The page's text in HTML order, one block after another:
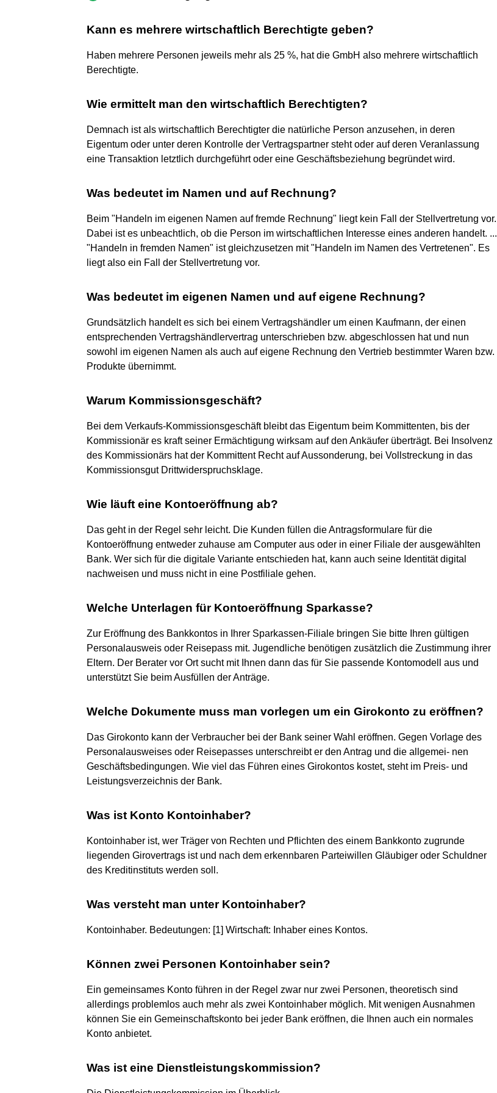
Kann es mehrere wirtschaftlich Berechtigte geben?
Haben mehrere Personen jeweils mehr als 25 %, hat die GmbH also mehrere wirtschaftlich
Berechtigte.
Wie ermittelt man den wirtschaftlich Berechtigten?
Demnach ist als wirtschaftlich Berechtigter die natürliche Person anzusehen, in deren
Eigentum oder unter deren Kontrolle der Vertragspartner steht oder auf deren Veranlassung
eine Transaktion letztlich durchgeführt oder eine Geschäftsbeziehung begründet wird.
Was bedeutet im Namen und auf Rechnung?
Beim "Handeln im eigenen Namen auf fremde Rechnung" liegt kein Fall der Stellvertretung vor.
Dabei ist es unbeachtlich, ob die Person im wirtschaftlichen Interesse eines anderen handelt. ...
"Handeln in fremden Namen" ist gleichzusetzen mit "Handeln im Namen des Vertretenen". Es
liegt also ein Fall der Stellvertretung vor.
Was bedeutet im eigenen Namen und auf eigene Rechnung?
Grundsätzlich handelt es sich bei einem Vertragshändler um einen Kaufmann, der einen
entsprechenden Vertragshändlervertrag unterschrieben bzw. abgeschlossen hat und nun
sowohl im eigenen Namen als auch auf eigene Rechnung den Vertrieb bestimmter Waren bzw.
Produkte übernimmt.
Warum Kommissionsgeschäft?
Bei dem Verkaufs-Kommissionsgeschäft bleibt das Eigentum beim Kommittenten, bis der
Kommissionär es kraft seiner Ermächtigung wirksam auf den Ankäufer überträgt. Bei Insolvenz
des Kommissionärs hat der Kommittent Recht auf Aussonderung, bei Vollstreckung in das
Kommissionsgut Drittwiderspruchsklage.
Wie läuft eine Kontoeröffnung ab?
Das geht in der Regel sehr leicht. Die Kunden füllen die Antragsformulare für die
Kontoeröffnung entweder zuhause am Computer aus oder in einer Filiale der ausgewählten
Bank. Wer sich für die digitale Variante entschieden hat, kann auch seine Identität digital
nachweisen und muss nicht in eine Postfiliale gehen.
Welche Unterlagen für Kontoeröffnung Sparkasse?
Zur Eröffnung des Bankkontos in Ihrer Sparkassen-Filiale bringen Sie bitte Ihren gültigen
Personalausweis oder Reisepass mit. Jugendliche benötigen zusätzlich die Zustimmung ihrer
Eltern. Der Berater vor Ort sucht mit Ihnen dann das für Sie passende Kontomodell aus und
unterstützt Sie beim Ausfüllen der Anträge.
Welche Dokumente muss man vorlegen um ein Girokonto zu eröffnen?
Das Girokonto kann der Verbraucher bei der Bank seiner Wahl eröffnen. Gegen Vorlage des
Personalausweises oder Reisepasses unterschreibt er den Antrag und die allgemei- nen
Geschäftsbedingungen. Wie viel das Führen eines Girokontos kostet, steht im Preis- und
Leistungsverzeichnis der Bank.
Was ist Konto Kontoinhaber?
Kontoinhaber ist, wer Träger von Rechten und Pflichten des einem Bankkonto zugrunde
liegenden Girovertrags ist und nach dem erkennbaren Parteiwillen Gläubiger oder Schuldner
des Kreditinstituts werden soll.
Was versteht man unter Kontoinhaber?
Kontoinhaber. Bedeutungen: [1] Wirtschaft: Inhaber eines Kontos.
Können zwei Personen Kontoinhaber sein?
Ein gemeinsames Konto führen in der Regel zwar nur zwei Personen, theoretisch sind
allerdings problemlos auch mehr als zwei Kontoinhaber möglich. Mit wenigen Ausnahmen
können Sie ein Gemeinschaftskonto bei jeder Bank eröffnen, die Ihnen auch ein normales
Konto anbietet.
Was ist eine Dienstleistungskommission?